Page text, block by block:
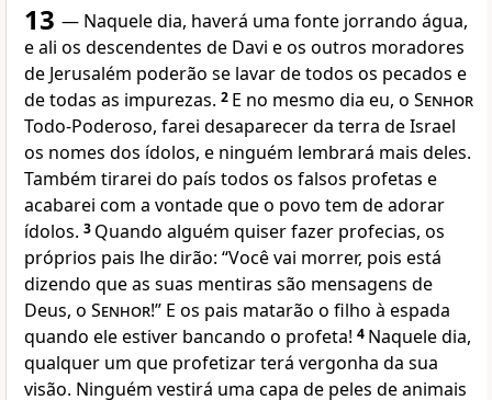
13 — Naquele dia, haverá uma fonte jorrando água,
e ali os descendentes de Davi e os outros moradores
de Jerusalém poderão se lavar de todos os pecados e
de todas as impurezas. 2 E no mesmo dia eu, o Senhor
Todo-Poderoso, farei desaparecer da terra de Israel
os nomes dos ídolos, e ninguém lembrará mais deles.
Também tirarei do país todos os falsos profetas e
acabarei com a vontade que o povo tem de adorar
ídolos. 3 Quando alguém quiser fazer profecias, os
próprios pais lhe dirão: “Você vai morrer, pois está
dizendo que as suas mentiras são mensagens de
Deus, o Senhor!” E os pais matarão o filho à espada
quando ele estiver bancando o profeta! 4 Naquele dia,
qualquer um que profetizar terá vergonha da sua
visão. Ninguém vestirá uma capa de peles de animais